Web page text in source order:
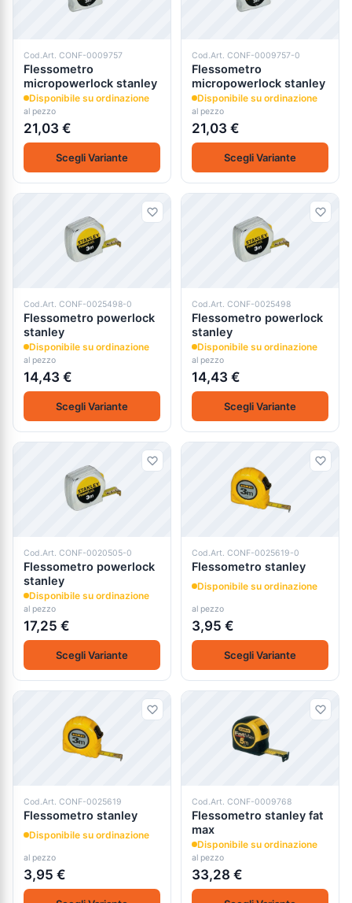
Cod.Art. CONF-0009757
Flessometro
micropowerlock stanley
Disponibile su ordinazione
al pezzo
21,03 €
Scegli Variante
Cod.Art. CONF-0009757-0
Flessometro
micropowerlock stanley
Disponibile su ordinazione
al pezzo
21,03 €
Scegli Variante
Cod.Art. CONF-0025498-0
Flessometro powerlock
stanley
Disponibile su ordinazione
al pezzo
14,43 €
Scegli Variante
Cod.Art. CONF-0025498
Flessometro powerlock
stanley
Disponibile su ordinazione
al pezzo
14,43 €
Scegli Variante
Cod.Art. CONF-0020505-0
Flessometro powerlock
stanley
Disponibile su ordinazione
al pezzo
17,25 €
Scegli Variante
Cod.Art. CONF-0025619-0
Flessometro stanley
Disponibile su ordinazione
al pezzo
3,95 €
Scegli Variante
Cod.Art. CONF-0025619
Flessometro stanley
Disponibile su ordinazione
al pezzo
3,95 €
Cod.Art. CONF-0009768
Flessometro stanley fat
max
Disponibile su ordinazione
al pezzo
33,28 €